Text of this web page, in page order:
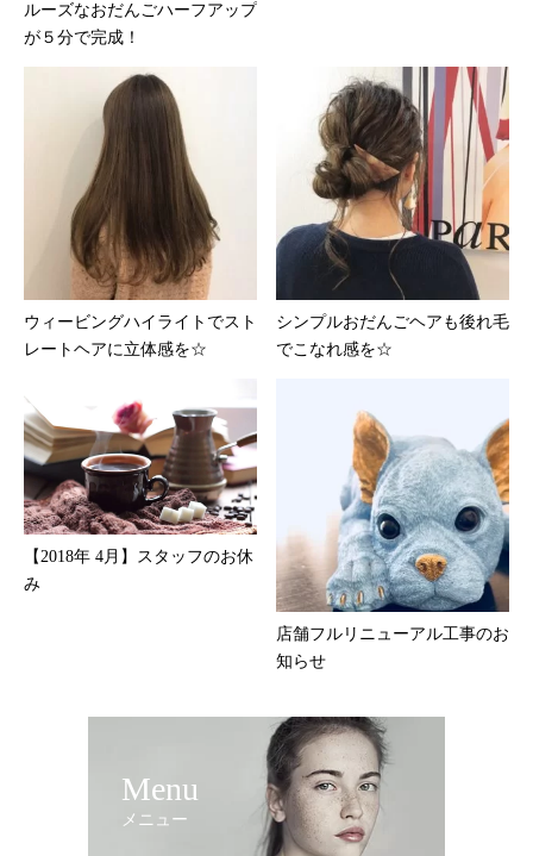
ルーズなおだんごハーフアップ
が５分で完成！
ウィービングハイライトでスト
レートヘアに立体感を☆
シンプルおだんごヘアも後れ毛
でこなれ感を☆
【2018年 4月】スタッフのお休
み
店舗フルリニューアル工事のお
知らせ
Menu
メニュー